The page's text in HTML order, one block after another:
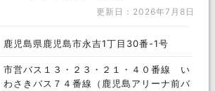
薩摩郡
姶良郡 曽於郡
姶良市 枕崎市
更新日：2026年7月8日
鹿児島県鹿児島市永吉1丁目30番-1号
市営バス１３・２３・２１・４０番線 い
わさきバス７４番線（鹿児島アリーナ前バ